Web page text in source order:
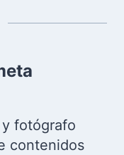
fotógrafo
contenidos